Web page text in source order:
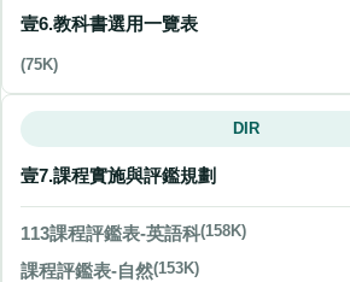
壹6.教科書選用一覽表
(75K)
DIR
壹7.課程實施與評鑑規劃
113課程評鑑表-英語科(158K)
課程評鑑表-自然(153K)